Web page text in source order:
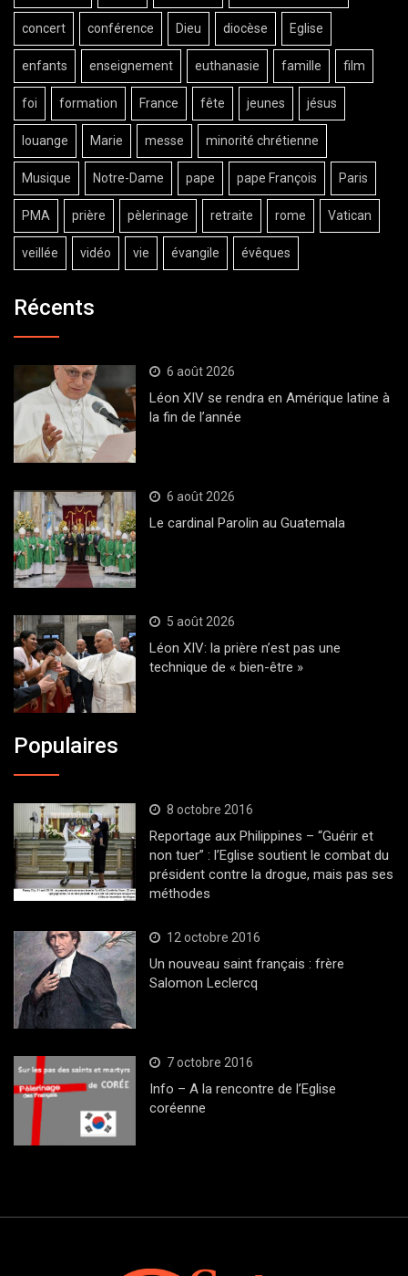
concert conférence Dieu diocèse Eglise
enfants enseignement euthanasie famille film
foi formation France fête jeunes jésus
louange Marie messe minorité chrétienne
Musique Notre-Dame pape pape François Paris
PMA prière pèlerinage retraite rome Vatican
veillée vidéo vie évangile évêques
Récents
6 août 2026
Léon XIV se rendra en Amérique latine à
la fin de l’année
6 août 2026
Le cardinal Parolin au Guatemala
5 août 2026
Léon XIV: la prière n’est pas une
technique de « bien-être »
Populaires
8 octobre 2016
Reportage aux Philippines – “Guérir et
non tuer” : l’Eglise soutient le combat du
président contre la drogue, mais pas ses
méthodes
12 octobre 2016
Un nouveau saint français : frère
Salomon Leclercq
7 octobre 2016
Info – A la rencontre de l’Eglise
coréenne